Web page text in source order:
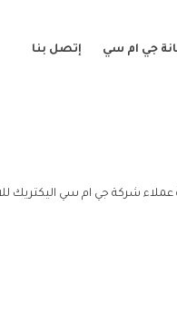
جي ام سي إتصل بنا
عملاء شركة جي ام سي